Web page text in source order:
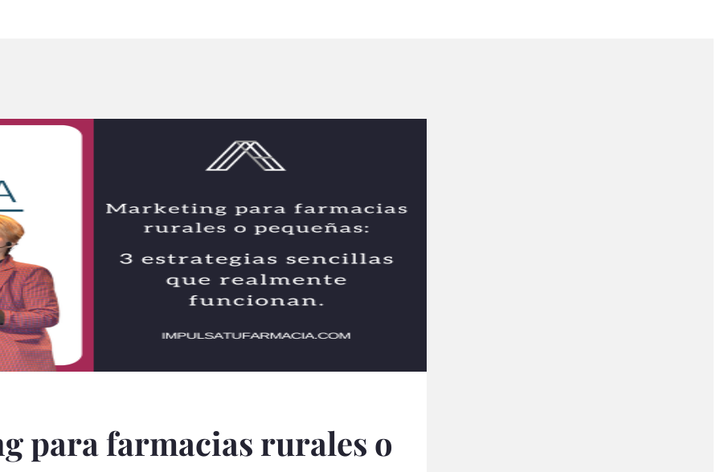
para farmacias rurales o